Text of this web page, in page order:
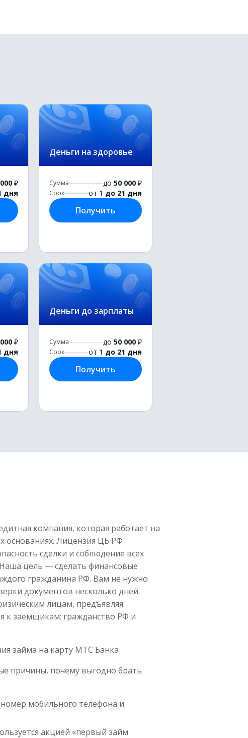
₽
дня
Деньги на здоровье
Сумма до 50 000 ₽
Срок от 1 до 21 дня
Получить
₽
дня
Деньги до зарплаты
Сумма до 50 000 ₽
Срок от 1 до 21 дня
Получить
компания, которая работает на
основаниях. Лицензия ЦБ РФ
сделки и соблюдение всех
цель — сделать финансовые
гражданина РФ. Вам не нужно
документов несколько дней.
лицам, предъявляя
к заемщикам: гражданство РФ и
займа на карту МТС Банка
причины, почему выгодно брать
мобильного телефона и
акцией «первый займ